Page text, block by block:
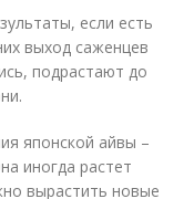
если есть
выход саженцев
подрастают до
японской айвы –
иногда растет
вырастить новые